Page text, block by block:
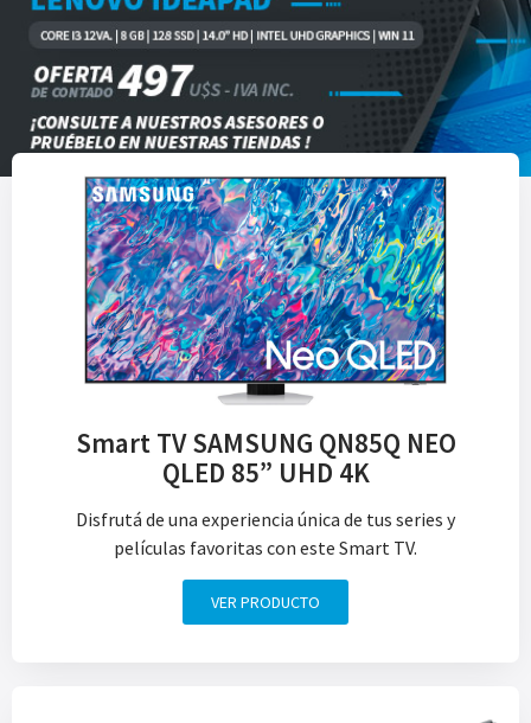
Smart TV SAMSUNG QN85Q NEO
QLED 85” UHD 4K
Disfrutá de una experiencia única de tus series y
películas favoritas con este Smart TV.
VER PRODUCTO